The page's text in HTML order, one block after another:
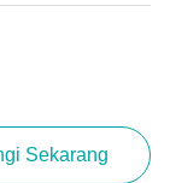
Sekarang